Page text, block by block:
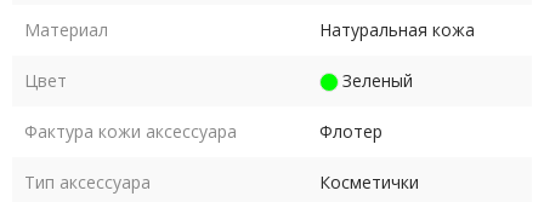
Материал Натуральная кожа
Цвет Зеленый
Фактура кожи аксессуара Флотер
Тип аксессуара Косметички